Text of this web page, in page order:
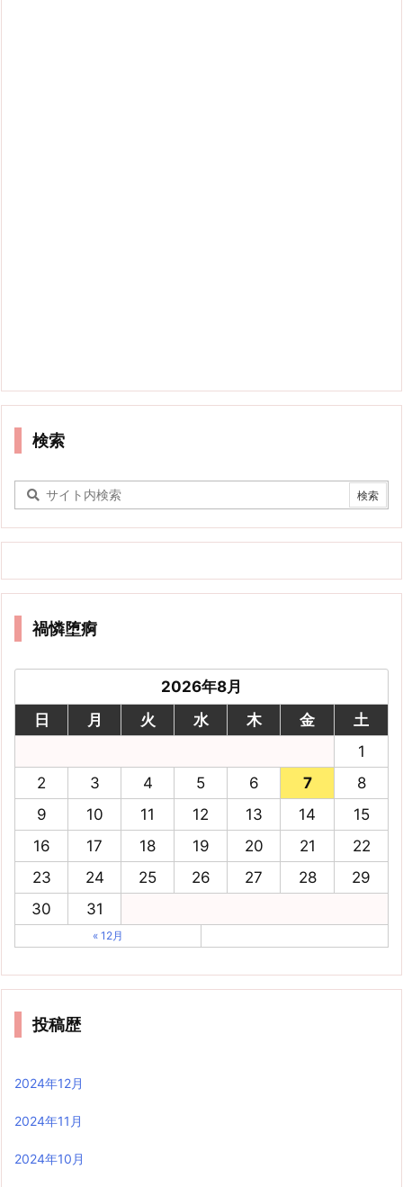
検索
禍憐堕痾
2026年8月
日
月 火 水 木 金
土
1
2
3 4 5 6 7
8
9
10 11 12 13 14
15
16
17 18 19 20 21
22
23
24 25 26 27 28
29
30
31
« 12月
投稿歴
2024年12月
2024年11月
2024年10月